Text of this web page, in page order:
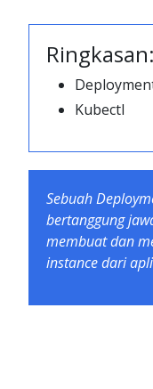
Ringkasan:
Kubectl
Sebuah
bertanggung
membuat dan
instance dari